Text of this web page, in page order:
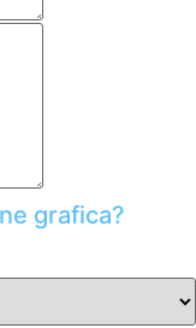
grafica?